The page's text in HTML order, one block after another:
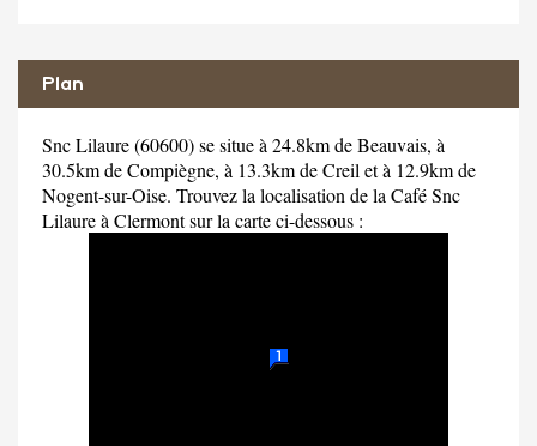
Plan
Snc Lilaure (60600) se situe à 24.8km de Beauvais, à
30.5km de Compiègne, à 13.3km de Creil et à 12.9km de
Nogent-sur-Oise. Trouvez la localisation de la Café Snc
Lilaure à Clermont sur la carte ci-dessous :